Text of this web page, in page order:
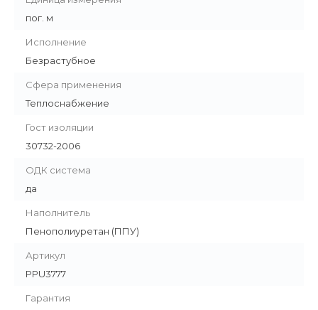
пог. м
Исполнение
Безрастубное
Сфера применения
Теплоснабжение
Гост изоляции
30732-2006
ОДК система
да
Наполнитель
Пенополиуретан (ППУ)
Артикул
PPU3777
Гарантия